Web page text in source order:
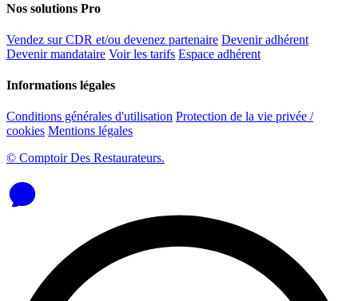
Nos solutions Pro
Vendez sur CDR et/ou devenez partenaire Devenir adhérent
Devenir mandataire Voir les tarifs Espace adhérent
Informations légales
Conditions générales d'utilisation Protection de la vie privée /
cookies Mentions légales
© Comptoir Des Restaurateurs.